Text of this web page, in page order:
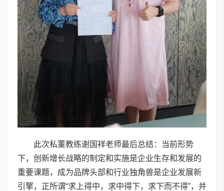
此次私董教练谢国祥老师最后总结：当前形势
下，创新增长战略的制定和实施是企业生存和发展的
重要课题，成为品牌头部和行业独角兽是企业发展新
引擎，正所谓“求上得中，求中得下，求下而不得”，并